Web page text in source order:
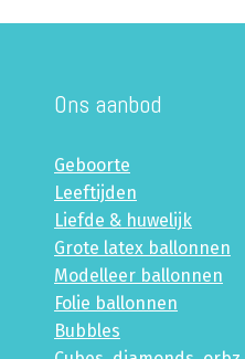
Ons aanbod
Geboorte
Leeftijden
Liefde & huwelijk
Grote latex ballonnen
Modelleer ballonnen
Folie ballonnen
Bubbles